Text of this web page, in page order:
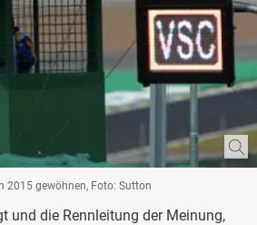
2015 gewöhnen, Foto: Sutton
und die Rennleitung der Meinung,